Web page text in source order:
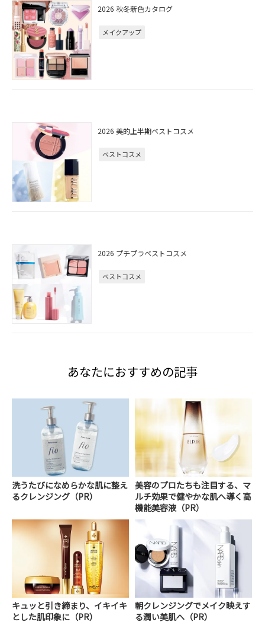
2026 秋冬新色カタログ
メイクアップ
2026 美的上半期ベストコスメ
ベストコスメ
2026 プチプラベストコスメ
ベストコスメ
あなたにおすすめの記事
洗うたびになめらかな肌に整え
るクレンジング（PR）
美容のプロたちも注目する、マ
ルチ効果で健やかな肌へ導く高
機能美容液（PR）
キュッと引き締まり、イキイキ
とした肌印象に（PR）
朝クレンジングでメイク映えす
る潤い美肌へ（PR）